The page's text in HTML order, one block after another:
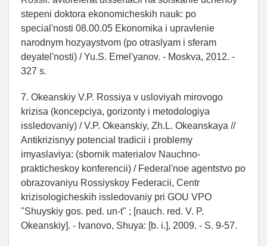
stepeni doktora ekonomicheskih nauk: po
special'nosti 08.00.05 Ekonomika i upravlenie
narodnym hozyaystvom (po otraslyam i sferam
deyatel'nosti) / Yu.S. Emel'yanov. - Moskva, 2012. -
327 s.
7. Okeanskiy V.P. Rossiya v usloviyah mirovogo
krizisa (koncepciya, gorizonty i metodologiya
issledovaniy) / V.P. Okeanskiy, Zh.L. Okeanskaya //
Antikrizisnyy potencial tradicii i problemy
imyaslaviya: (sbornik materialov Nauchno-
prakticheskoy konferencii) / Federal'noe agentstvo po
obrazovaniyu Rossiyskoy Federacii, Centr
krizisologicheskih issledovaniy pri GOU VPO
"Shuyskiy gos. ped. un-t" ; [nauch. red. V. P.
Okeanskiy]. - Ivanovo, Shuya: [b. i.], 2009. - S. 9-57.